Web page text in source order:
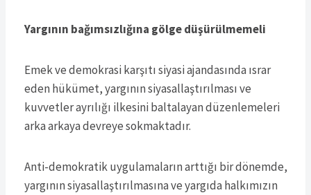
Yargının bağımsızlığına gölge düşürülmemeli
Emek ve demokrasi karşıtı siyasi ajandasında ısrar
eden hükümet, yargının siyasallaştırılması ve
kuvvetler ayrılığı ilkesini baltalayan düzenlemeleri
arka arkaya devreye sokmaktadır.
Anti-demokratik uygulamaların arttığı bir dönemde,
yargının siyasallaştırılmasına ve yargıda halkımızın